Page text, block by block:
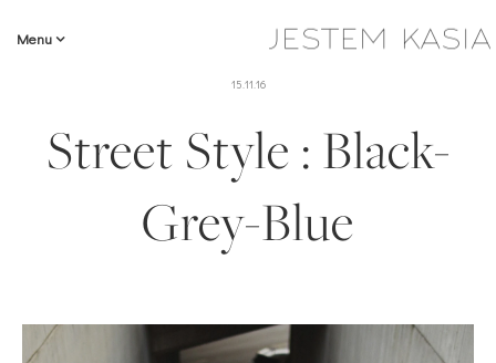
Menu
15.11.16
Street Style : Black-
Grey-Blue